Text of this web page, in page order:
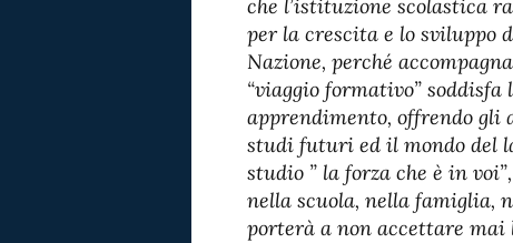
che l’istituzione scolastica
per la crescita e lo sviluppo
Nazione, perché
“viaggio formativo”
apprendimento, offrendo
studi futuri ed il mondo del
studio ” la forza che è in
nella scuola, nella famiglia,
porterà a non accettare mai